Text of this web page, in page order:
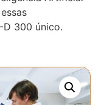
D 300 único.